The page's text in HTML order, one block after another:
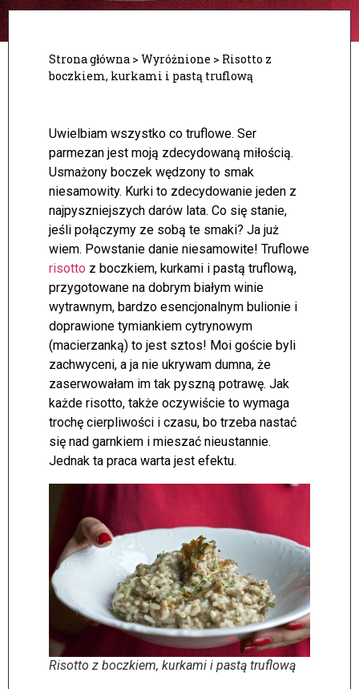
Strona główna > Wyróżnione > Risotto z
boczkiem, kurkami i pastą truflową
Uwielbiam wszystko co truflowe. Ser
parmezan jest moją zdecydowaną miłością.
Usmażony boczek wędzony to smak
niesamowity. Kurki to zdecydowanie jeden z
najpyszniejszych darów lata. Co się stanie,
jeśli połączymy ze sobą te smaki? Ja już
wiem. Powstanie danie niesamowite! Truflowe
risotto z boczkiem, kurkami i pastą truflową,
przygotowane na dobrym białym winie
wytrawnym, bardzo esencjonalnym bulionie i
doprawione tymiankiem cytrynowym
(macierzanką) to jest sztos! Moi goście byli
zachwyceni, a ja nie ukrywam dumna, że
zaserwowałam im tak pyszną potrawę. Jak
każde risotto, także oczywiście to wymaga
trochę cierpliwości i czasu, bo trzeba nastać
się nad garnkiem i mieszać nieustannie.
Jednak ta praca warta jest efektu.
Risotto z boczkiem, kurkami i pastą truflową